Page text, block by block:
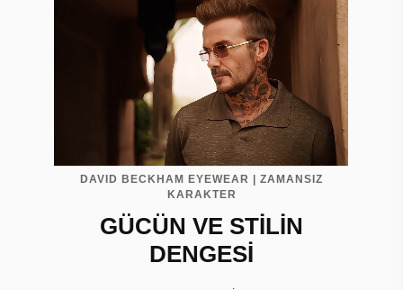
DAVID BECKHAM EYEWEAR | ZAMANSIZ
KARAKTER
GÜCÜN VE STİLİN
DENGESİ